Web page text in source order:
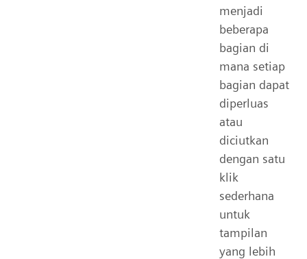
menjadi
beberapa
bagian di
mana setiap
bagian dapat
diperluas
atau
diciutkan
dengan satu
klik
sederhana
untuk
tampilan
yang lebih